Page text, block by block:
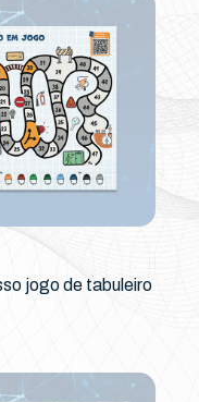
jogo de tabuleiro